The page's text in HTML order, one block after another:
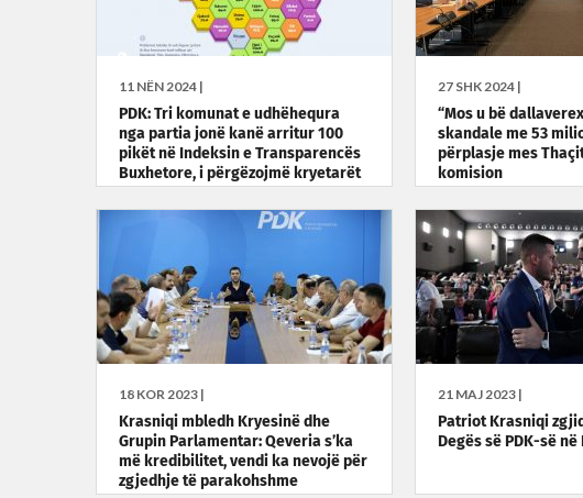
11 NËN 2024 |
PDK: Tri komunat e udhëhequra
nga partia jonë kanë arritur 100
pikët në Indeksin e Transparencës
Buxhetore, i përgëzojmë kryetarët
27 SHK 2024 |
“Mos u bë
skandale me 53
përplasje mes
komision
18 KOR 2023 |
Krasniqi mbledh Kryesinë dhe
Grupin Parlamentar: Qeveria s’ka
më kredibilitet, vendi ka nevojë për
zgjedhje të parakohshme
21 MAJ 2023 |
Patriot Krasniqi
Degës së PDK-së në